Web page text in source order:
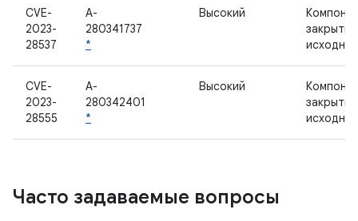
CVE-
2023-
28537
A-
280341737
*
Высокий
закрытым
CVE-
2023-
28555
A-
280342401
*
Высокий
закрытым
Часто задаваемые вопросы